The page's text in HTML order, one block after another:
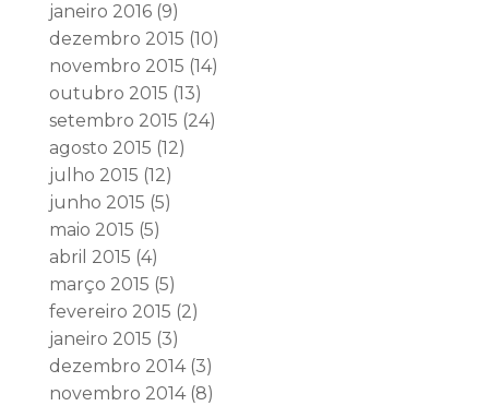
janeiro 2016(9)
dezembro 2015 (10)
novembro 2015 (14)
outubro 2015 (13)
setembro 2015 (24)
agosto 2015 (12)
julho 2015 (12)
junho 2015 (5)
maio 2015 (5)
abril 2015 (4)
março 2015 (5)
fevereiro 2015 (2)
janeiro 2015 (3)
dezembro 2014(3)
novembro 2014(8)